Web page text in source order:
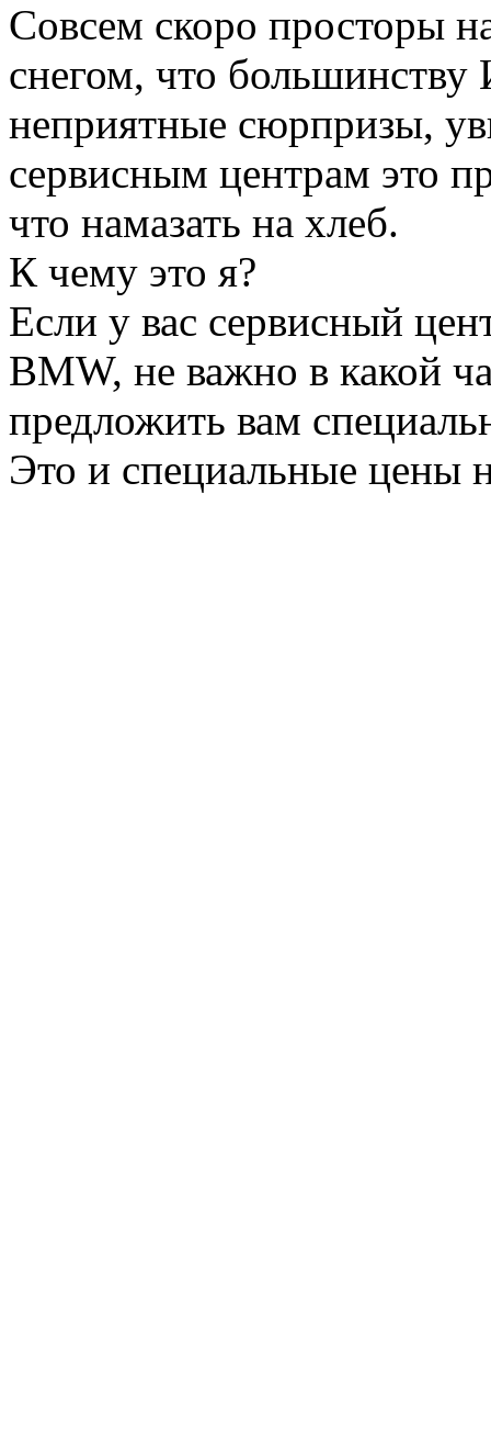
Совсем скоро просторы
снегом, что
неприятные сюрпризы,
сервисным центрам это
что намазать на хлеб.
К чему это я?
Если у вас сервисный
BMW, не важно в какой
предложить вам
Это и специальные цены